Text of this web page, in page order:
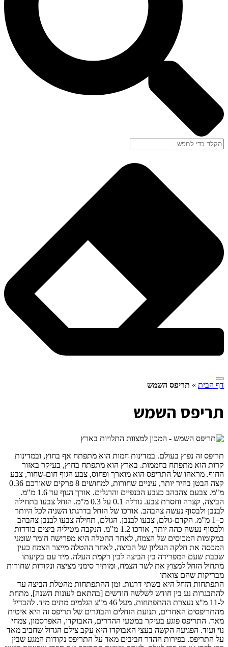
דף הבית » תריפס השמש
תריפס השמש
תריפס זה נפוץ בעולם. במדינות חמות הוא מתפתח אף בחוץ, ובמדינות
קרות הוא מתפתח בחממות. בארץ הוא מתפתח בחוץ, בעיקר באזור
החוף. מראהו של התריפס הוא מוארך ופחוס, צבע הגוף חום-שחור, צבע
קצה הבטן בהיר יותר, עיניים שחורות, למחושים 8 פרקים שאורכם 0.36
מ"מ. צבעם צהבהב כצבע הכנפיים והרגלים. אורך הגוף עד 1.6 מ"מ.
הביצה, קצרה וחסרת צבע. גודלה 0.1 על 0.3 מ"מ. הזחל צבעו בתחילה
לבנבן ולבסוף נעשה צהבהב. אורכו של הזחל בדרגתו השניה לכל היותר
כ–1 מ"מ. הקדם-גולם, צבעו לבנבן. הגולם, תחילה צבעו לבנבן צהבהב
ולבסוף נעשה כהה יותר, אורכו 1.2 מ"מ. הנקבה מטיליה ביצים בודדות
במקומות המכוסים של הצמח, לאחר ההטלה היא מפרישה חומר שומני
המכסה את חלקה העליון של הביצה, לאחר ההטלה מייצר הצמח כעין
שכבת שעם המפרידה בין הביצה לבין רקמת העלה. מיד עם בקיעתו
מתחיל הזחל למצוץ את לשד הצמח, ומותיר סימני מציצה ונקודות שחורות
מבריקות שהם צואתו
התפתחות הזחל היא בשתי דרגות. זמן ההתפתחות מהטלת הביצה עד
להתבגרות נע בין חודש לשלשה חודשים [בהתאם לעונות השנה], מתחת
ל-11 מ"צ נעצרת ההתפתחות, מעל 46 מ"צ הגלמים מתים מיד. להבדיל
מהתריפסים האחרים, תנועת הזחלים והבוגרים של תריפס זה היא איטית
מאד. התריפס פוגע בעיקר במטעי ההדרים, האבוקדו, האפרסמון, צמחי
נוי ועוד. הפגיעה הקשה בעצי האבוקדו היא עקב צילם הגדול שחביב מאד
על התריפס. בפירות ההדר חביבים מאד על התריפס נקודות המגע שבין